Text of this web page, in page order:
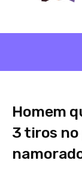
Homem
3 tiros no